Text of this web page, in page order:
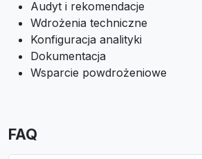
Audyt i rekomendacje
Wdrożenia techniczne
Konfiguracja analityki
Dokumentacja
Wsparcie powdrożeniowe
FAQ